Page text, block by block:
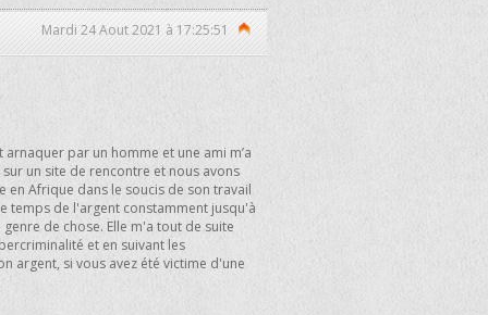
Mardi 24 Aout 2021 à 17:25:51
par un homme et une ami m’a
un site de rencontre et nous avons
en Afrique dans le soucis de son travail
temps de l'argent constamment jusqu'à
de chose. Elle m'a tout de suite
et en suivant les
argent, si vous avez été victime d'une